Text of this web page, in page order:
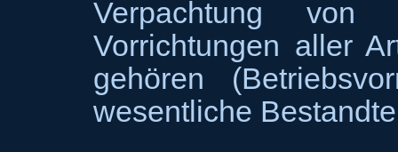
Verpachtung von
Vorrichtungen aller
gehören
wesentliche